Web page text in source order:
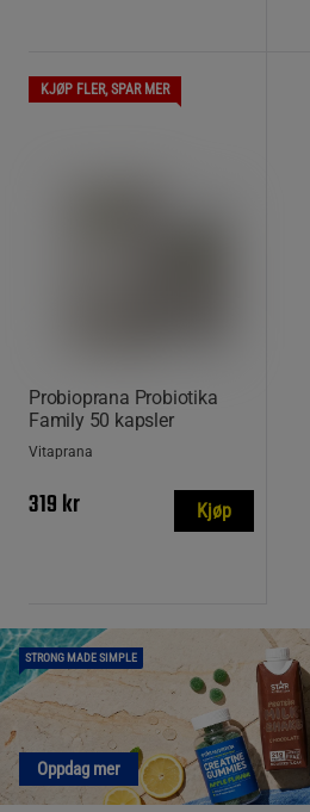
KJØP FLER, SPAR MER
Probioprana Probiotika
Family 50 kapsler
Vitaprana
319 kr Kjøp
STRONG MADE SIMPLE
Oppdag mer